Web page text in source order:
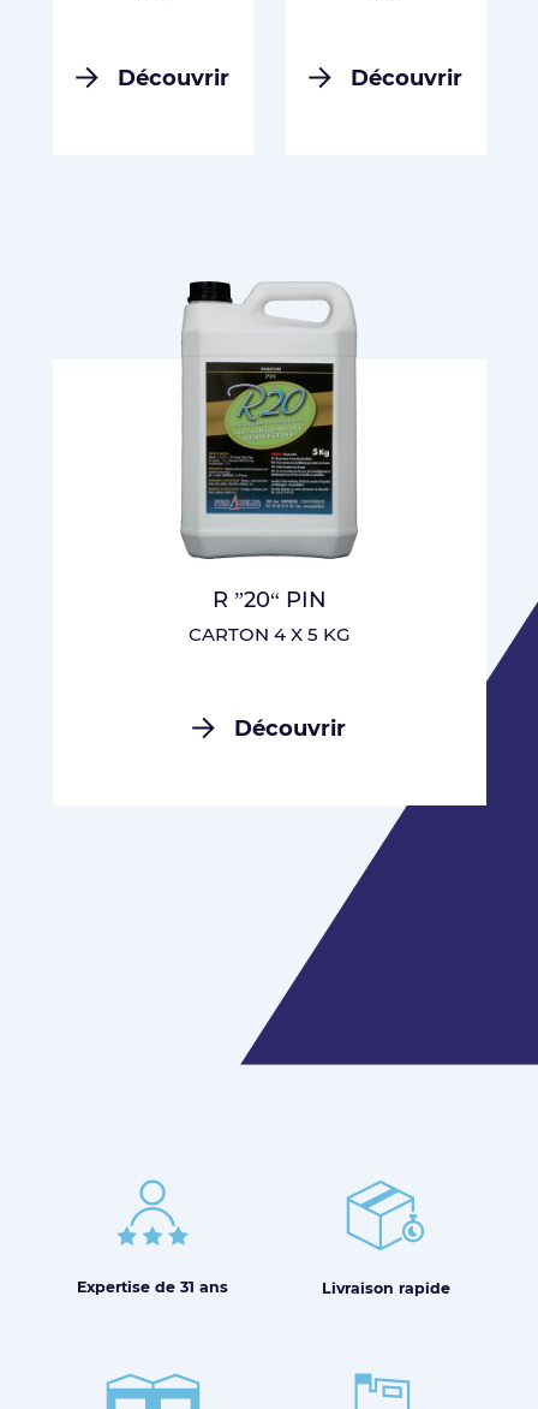
Découvrir Découvrir
R ”20“ PIN
CARTON 4 X 5 KG
Découvrir
Expertise de 31 ans Livraison rapide